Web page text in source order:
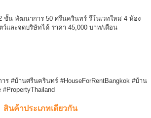
2 ชั้น พัฒนาการ 50 ศรีนครินทร์ รีโนเวทใหม่ 4 ห้อง
และจดบริษัทได้ ราคา 45,000 บาท/เดือน
ร #บ้านศรีนครินทร์ #HouseForRentBangkok #บ้าน
#PropertyThailand
สินค้าประเภทเดียวกัน